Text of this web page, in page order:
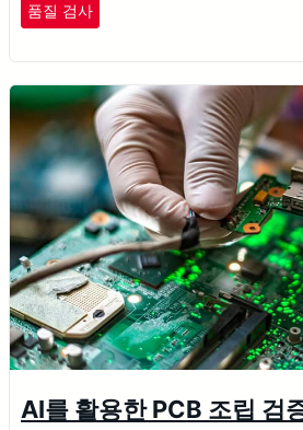
품질 검사
AI를 활용한 PCB 조립 검